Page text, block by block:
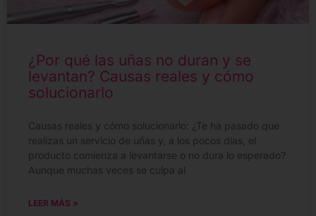
¿Por qué las uñas no duran y se
levantan? Causas reales y cómo
solucionarlo
Causas reales y cómo solucionarlo: ¿Te ha pasado que
realizas un servicio de uñas y, a los pocos días, el
producto comienza a levantarse o no dura lo esperado?
Aunque muchas veces se culpa al
LEER MÁS »